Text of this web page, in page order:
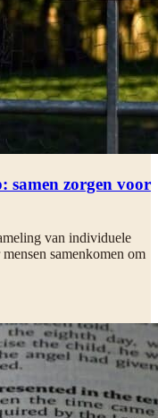
samen zorgen voor
van individuele
samenkomen om